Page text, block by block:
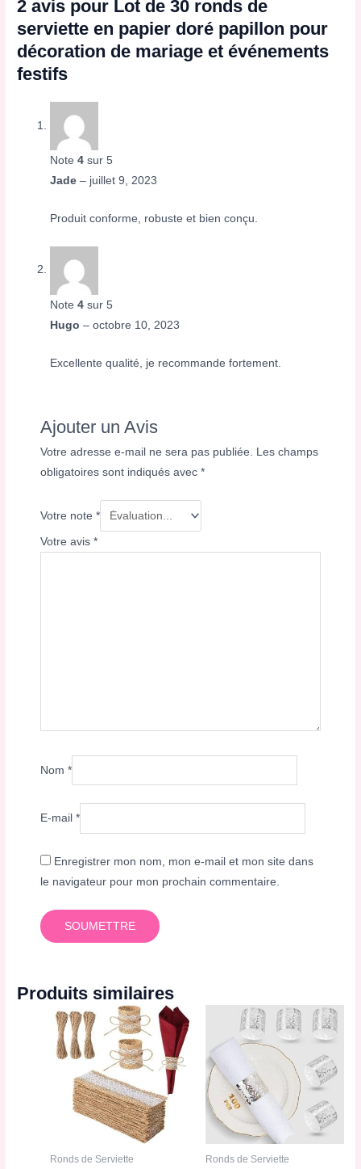
2 avis pour Lot de 30 ronds de
serviette en papier doré papillon pour
décoration de mariage et événements
festifs
Note4 sur 5
Jade– juillet 9, 2023
Produit conforme, robuste et bien conçu.
Note4 sur 5
Hugo– octobre 10, 2023
Excellente qualité, je recommande fortement.
Ajouter un Avis
Votre adresse e-mail ne sera pas publiée.
Les champs
obligatoires sont indiqués avec*
Votre note*
Votre avis*
Nom*
E-mail*
Enregistrer mon nom, mon e-mail et mon site dans
le navigateur pour mon prochain commentaire.
Produits similaires
Ronds de Serviette Ronds de Serviette